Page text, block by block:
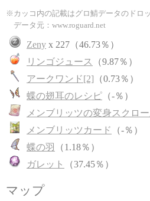
※カッコ内の記載はグロ鯖データのドロ
データ元：www.roguard.net
Zeny x 227（46.73％）
リンゴジュース
（9.87％）
アークワンド[2] （0.73％）
蝶の翅耳のレシピ （-％）
メンブリッツの変身スクロ
メンブリッツカード
（-％）
蝶の羽
（1.18％）
ガレット
（37.45％）
マップ